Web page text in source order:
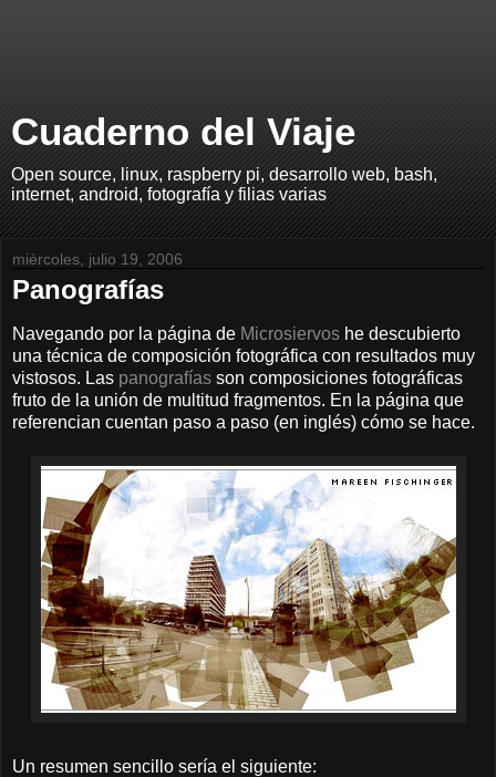
Cuaderno del Viaje
Open source, linux, raspberry pi, desarrollo web, bash,
internet, android, fotografía y filias varias
miércoles, julio 19, 2006
Panografías
Navegando por la página de Microsiervos he descubierto
una técnica de composición fotográfica con resultados muy
vistosos. Las panografías son composiciones fotográficas
fruto de la unión de multitud fragmentos. En la página que
referencian cuentan paso a paso (en inglés) cómo se hace.
Un resumen sencillo sería el siguiente: